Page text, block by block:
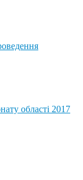
області 2017